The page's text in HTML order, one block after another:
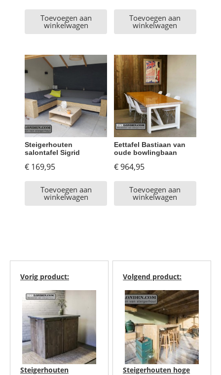
Toevoegen aan
winkelwagen
Toevoegen aan
winkelwagen
Steigerhouten
salontafel Sigrid
€ 169,95
Toevoegen aan
winkelwagen
Eettafel Bastiaan van
oude bowlingbaan
€964,95
Toevoegen aan
winkelwagen
Volgend product:
Steigerhouten hoge
Vorig product:
Steigerhouten